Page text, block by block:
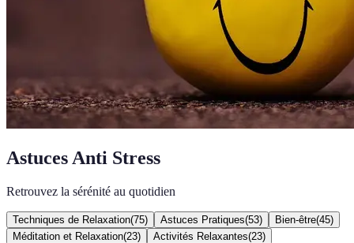
Astuces Anti Stress
Retrouvez la sérénité au quotidien
Techniques de Relaxation(75) Astuces Pratiques(53) Bien-être(45)
Méditation et Relaxation(23) Activités Relaxantes(23)